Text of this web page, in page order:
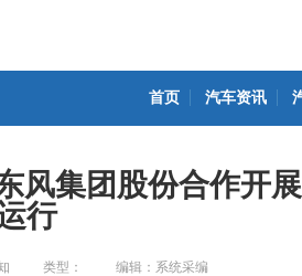
首页 汽车资讯
风集团股份合作开
行
类型： 编辑：系统采编